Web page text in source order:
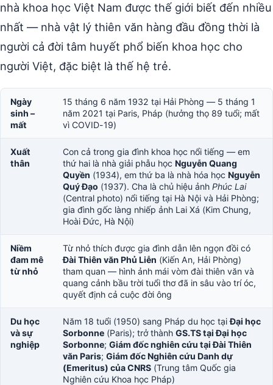
nhà khoa học Việt Nam được thế giới biết đến nhiều
nhất — nhà vật lý thiên văn hàng đầu đồng thời là
người cả đời tâm huyết phổ biến khoa học cho
người Việt, đặc biệt là thế hệ trẻ.
Ngày
sinh –
mất
15 tháng 6 năm 1932 tại Hải Phòng — 5 tháng 1
năm 2021 tại Paris, Pháp (hưởng thọ 89 tuổi; mất
vì COVID-19)
Xuất
thân
Con cả trong gia đình khoa học nổi tiếng — em
thứ hai là nhà giải phẫu học Nguyễn Quang
Quyền (1934), em thứ ba là nhà hóa học Nguyễn
Quý Đạo (1937). Cha là chủ hiệu ảnh Phúc Lai
(Central photo) nổi tiếng tại Hà Nội và Hải Phòng;
gia đình gốc làng nhiếp ảnh Lai Xá (Kim Chung,
Hoài Đức, Hà Nội)
Niềm
đam mê
từ nhỏ
Từ nhỏ thích được gia đình dẫn lên ngọn đồi có
Đài Thiên văn Phủ Liễn (Kiến An, Hải Phòng)
tham quan — hình ảnh mái vòm đài thiên văn và
quang cảnh bầu trời tuổi thơ đã in sâu vào trí óc,
quyết định cả cuộc đời ông
Du học
và sự
nghiệp
Năm 18 tuổi (1950) sang Pháp du học tạiĐại học
Sorbonne (Paris); trở thành GS.TS tại Đại học
Sorbonne; Giám đốc nghiên cứu tại Đài Thiên
văn Paris; Giám đốc Nghiên cứu Danh dự
(Emeritus) của CNRS (Trung tâm Quốc gia
Nghiên cứu Khoa học Pháp)